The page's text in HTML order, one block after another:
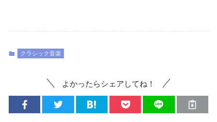
クラシック音楽
よかったらシェアしてね！